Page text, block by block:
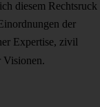
diesem Rechtsruck
der
Expertise, zivil
Visionen.